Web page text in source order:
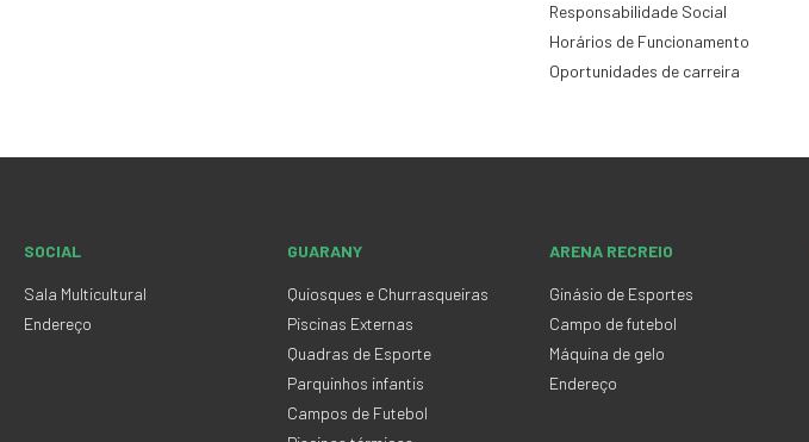
Responsabilidade Social
Horários de Funcionamento
Oportunidades de carreira
SOCIAL
Sala Multicultural
Endereço
GUARANY
Quiosques e Churrasqueiras
Piscinas Externas
Quadras de Esporte
Parquinhos infantis
Campos de Futebol
ARENA RECREIO
Ginásio de Esportes
Campo de futebol
Máquina de gelo
Endereço